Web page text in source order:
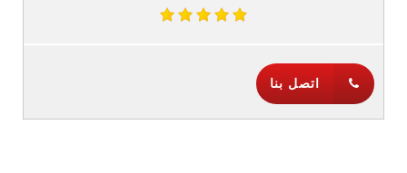
اتصل بنا